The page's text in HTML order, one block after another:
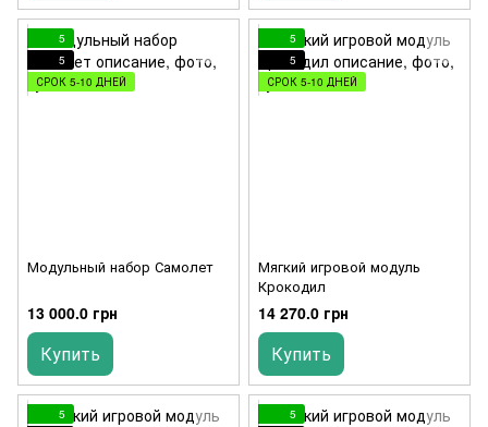
5
5
СРОК 5-10 ДНЕЙ
Модульный набор Самолет
13 000.0 грн
Купить
5
5
СРОК 5-10 ДНЕЙ
Мягкий игровой модуль
Крокодил
14 270.0 грн
Купить
5
5